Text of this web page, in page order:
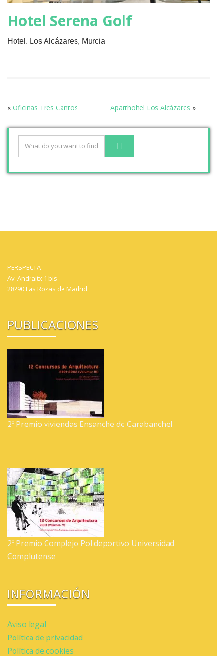
Hotel Serena Golf
Hotel. Los Alcázares, Murcia
« Oficinas Tres Cantos Aparthohel Los Alcázares »
PERSPECTA
Av. Andraitx 1 bis
28290 Las Rozas de Madrid
PUBLICACIONES
2º Premio viviendas Ensanche de Carabanchel
2º Premio Complejo Polideportivo Universidad
Complutense
INFORMACIÓN
Aviso legal
Política de privacidad
Política de cookies